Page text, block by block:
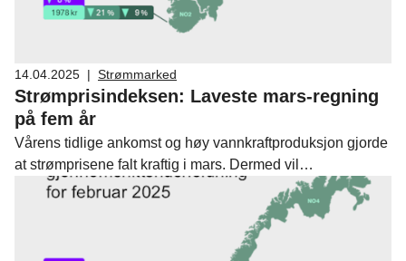
14.04.2025 | Strømmarked
Strømprisindeksen: Laveste mars-regning
på fem år
Vårens tidlige ankomst og høy vannkraftproduksjon gjorde
at strømprisene falt kraftig i mars. Dermed vil
strømregningene for husholdninger over nesten hele
Norge bli de laveste for en mars-måned siden 2020, viser